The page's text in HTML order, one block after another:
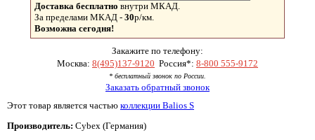
Доставка бесплатно внутри МКАД.
За пределами МКАД - 30р/км.
Возможна сегодня!
Закажите по телефону:
Москва: 8(495)137-9120 Россия*: 8-800 555-9172
* бесплатный звонок по России.
Заказать обратный звонок
Этот товар является частью коллекции Balios S
Производитель: Cybex (Германия)